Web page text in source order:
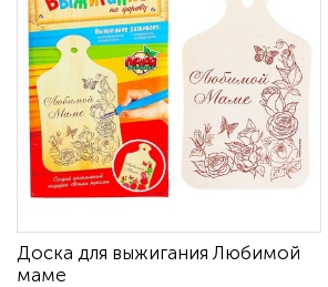
Доска для выжигания Любимой
маме